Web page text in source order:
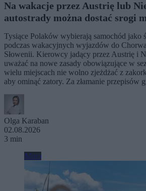
Na wakacje przez Austrię lub
autostrady można dostać srogi
Tysiące Polaków wybierają samochód jako
podczas wakacyjnych wyjazdów do
Słowenii. Kierowcy jadący przez Austrię i
uważać na nowe zasady obowiązujące w
wielu miejscach nie wolno zjeżdżać z
aby ominąć zatory. Za złamanie przepisów
Olga Karaban
02.08.2026
3 min
Moto